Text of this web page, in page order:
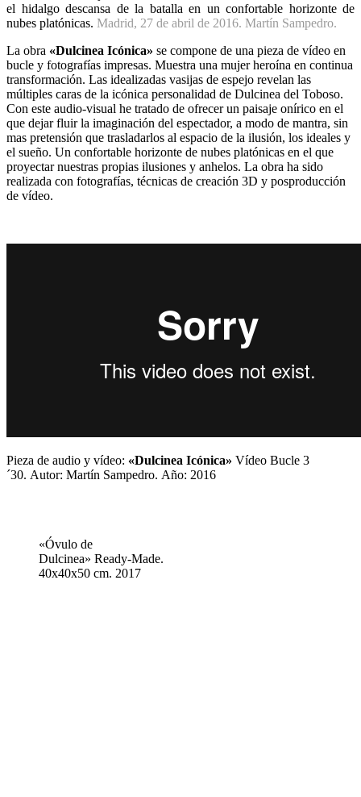
el hidalgo descansa de la batalla en un confortable horizonte de
nubes platónicas. Madrid, 27 de abril de 2016. Martín Sampedro.
La obra «Dulcinea Icónica» se compone de una pieza de vídeo en
bucle y fotografías impresas. Muestra una mujer heroína en continua
transformación. Las idealizadas vasijas de espejo revelan las
múltiples caras de la icónica personalidad de Dulcinea del Toboso.
Con este audio-visual he tratado de ofrecer un paisaje onírico en el
que dejar fluir la imaginación del espectador, a modo de mantra, sin
mas pretensión que trasladarlos al espacio de la ilusión, los ideales y
el sueño. Un confortable horizonte de nubes platónicas en el que
proyectar nuestras propias ilusiones y anhelos. La obra ha sido
realizada con fotografías, técnicas de creación 3D y posproducción
de vídeo.
Pieza de audio y vídeo: «Dulcinea Icónica» Vídeo Bucle 3
´30. Autor: Martín Sampedro. Año: 2016
«Óvulo de
Dulcinea» Ready-Made.
40x40x50 cm. 2017